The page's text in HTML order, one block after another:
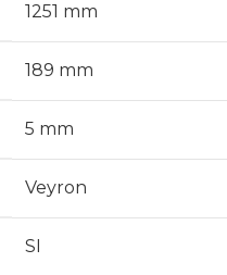
1251 mm
189 mm
5 mm
Veyron
SI